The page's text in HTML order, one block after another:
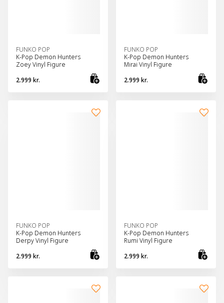
FUNKO POP
K-Pop Demon Hunters
Zoey Vinyl Figure
2.999 kr.
FUNKO POP
K-Pop Demon Hunters
Mirai Vinyl Figure
2.999 kr.
FUNKO POP
K-Pop Demon Hunters
Derpy Vinyl Figure
2.999 kr.
FUNKO POP
K-Pop Demon Hunters
Rumi Vinyl Figure
2.999 kr.